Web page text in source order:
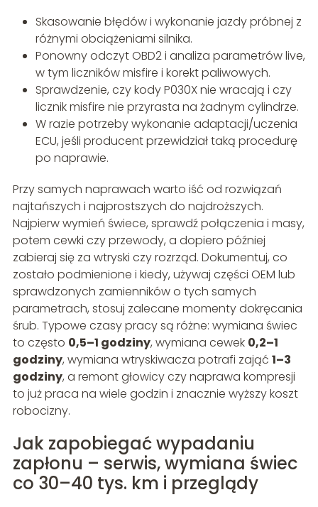
Skasowanie błędów i wykonanie jazdy próbnej z
różnymi obciążeniami silnika.
Ponowny odczyt OBD2 i analiza parametrów live,
w tym liczników misfire i korekt paliwowych.
Sprawdzenie, czy kody P030X nie wracają i czy
licznik misfire nie przyrasta na żadnym cylindrze.
W razie potrzeby wykonanie adaptacji/uczenia
ECU, jeśli producent przewidział taką procedurę
po naprawie.
Przy samych naprawach warto iść od rozwiązań
najtańszych i najprostszych do najdroższych.
Najpierw wymień świece, sprawdź połączenia i masy,
potem cewki czy przewody, a dopiero później
zabieraj się za wtryski czy rozrząd. Dokumentuj, co
zostało podmienione i kiedy, używaj części OEM lub
sprawdzonych zamienników o tych samych
parametrach, stosuj zalecane momenty dokręcania
śrub. Typowe czasy pracy są różne: wymiana świec
to często 0,5–1 godziny, wymiana cewek 0,2–1
godziny, wymiana wtryskiwacza potrafi zająć 1–3
godziny, a remont głowicy czy naprawa kompresji
to już praca na wiele godzin i znacznie wyższy koszt
robocizny.
Jak zapobiegać wypadaniu
zapłonu – serwis, wymiana świec
co 30–40 tys. km i przeglądy